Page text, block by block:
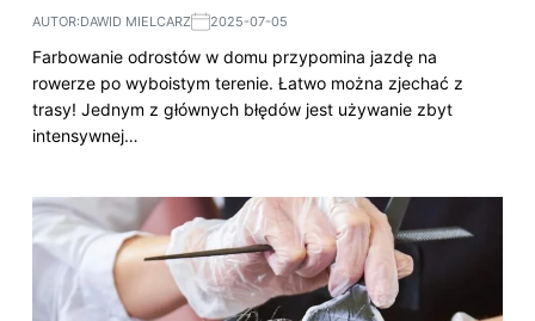
AUTOR:DAWID MIELCARZ 2025-07-05
Farbowanie odrostów w domu przypomina jazdę na
rowerze po wyboistym terenie. Łatwo można zjechać z
trasy! Jednym z głównych błędów jest używanie zbyt
intensywnej…